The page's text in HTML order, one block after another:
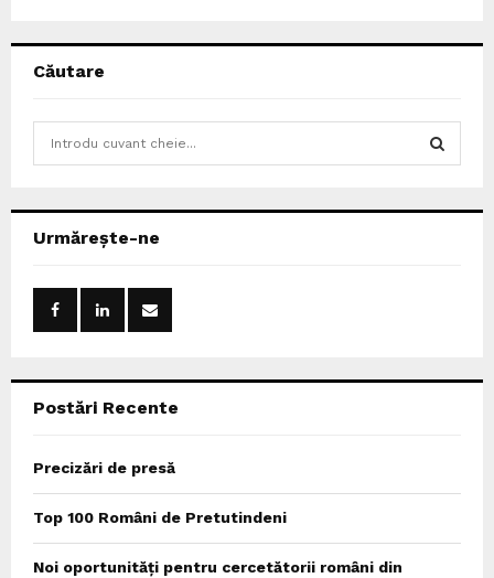
Căutare
h
Urmărește-ne
Postări Recente
Precizări de presă
Top 100 Români de Pretutindeni
Noi oportunități pentru cercetătorii români din